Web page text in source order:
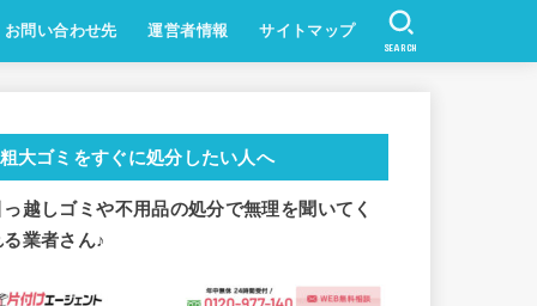
お問い合わせ先 運営者情報 サイトマップ
SEARCH
粗大ゴミをすぐに処分したい人へ
っ越しゴミや不用品の処分で無理を聞いてく
る業者さん♪